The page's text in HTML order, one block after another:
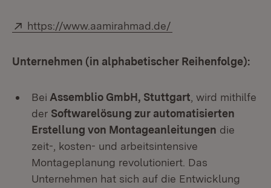
Extern:
https://www.aamirahmad.de/
Unternehmen (in alphabetischer Reihenfolge):
Bei Assemblio GmbH, Stuttgart , wird mithilfe
der Softwarelösung zur automatisierten
Erstellung von Montageanleitungen die
zeit-, kosten- und arbeitsintensive
Montageplanung revolutioniert. Das
Unternehmen hat sich auf die Entwicklung